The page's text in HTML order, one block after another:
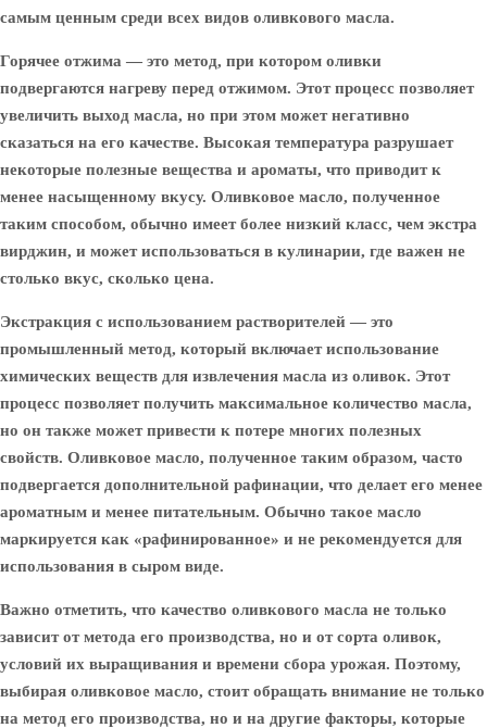
самым ценным среди всех видов оливкового масла.
Горячее отжима — это метод, при котором оливки
подвергаются нагреву перед отжимом. Этот процесс позволяет
увеличить выход масла, но при этом может негативно
сказаться на его качестве. Высокая температура разрушает
некоторые полезные вещества и ароматы, что приводит к
менее насыщенному вкусу. Оливковое масло, полученное
таким способом, обычно имеет более низкий класс, чем экстра
вирджин, и может использоваться в кулинарии, где важен не
столько вкус, сколько цена.
Экстракция с использованием растворителей — это
промышленный метод, который включает использование
химических веществ для извлечения масла из оливок. Этот
процесс позволяет получить максимальное количество масла,
но он также может привести к потере многих полезных
свойств. Оливковое масло, полученное таким образом, часто
подвергается дополнительной рафинации, что делает его менее
ароматным и менее питательным. Обычно такое масло
маркируется как «рафинированное» и не рекомендуется для
использования в сыром виде.
Важно отметить, что качество оливкового масла не только
зависит от метода его производства, но и от сорта оливок,
условий их выращивания и времени сбора урожая. Поэтому,
выбирая оливковое масло, стоит обращать внимание не только
на метод его производства, но и на другие факторы, которые